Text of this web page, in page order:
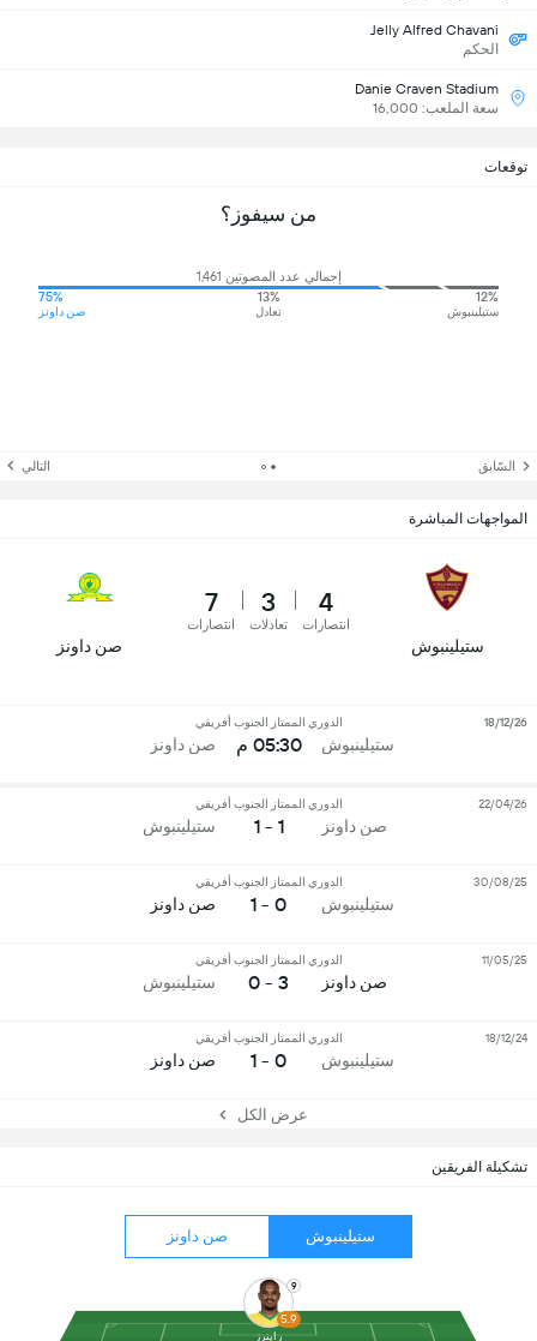
تشكيلة الفريقين
ستيلينبوش صن داونز
9
5.9
راينرز
Jelly Alfred Chavani
الحكم
Danie Craven Stadium
سعة الملعب: 16,000
توقعات
من سيفوز؟
إجمالي عدد المصوتين 1,461
12%
ستيلينبوش
13%
تعادل
75%
صن داونز
السّابق التالي
المواجهات المباشرة
ستيلينبوش
4
انتصارات
3
تعادلات
7
انتصارات
صن داونز
ستيلينبوش
الدوري الممتاز الجنوب أفريقي
05:30 م صن داونز
18/12/26
صن داونز
الدوري الممتاز الجنوب أفريقي
1 - 1 ستيلينبوش
22/04/26
ستيلينبوش
الدوري الممتاز الجنوب أفريقي
0 - 1 صن داونز
30/08/25
صن داونز
الدوري الممتاز الجنوب أفريقي
3 - 0 ستيلينبوش
11/05/25
ستيلينبوش
الدوري الممتاز الجنوب أفريقي
0 - 1 صن داونز
18/12/24
عرض الكل